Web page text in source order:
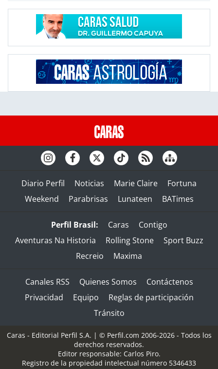
Diario Perfil Noticias Marie Claire
Fortuna
Weekend
Parabrisas Lunateen BATimes
Perfil Brasil: Caras
Contigo
Aventuras Na Historia
Rolling Stone
Sport Buzz
Recreio
Maxima
Canales RSS Quienes Somos
Contáctenos
Privacidad
Equipo
Reglas de participación
Tránsito
Caras - Editorial Perfil S.A. | © Perfil.com 2006-2026 - Todos los
derechos reservados.
Editor responsable: Carlos Piro.
Registro de la propiedad intelectual número 5346433